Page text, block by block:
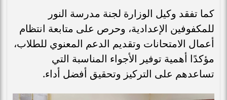
كما تفقد وكيل الوزارة لجنة مدرسة النور
للمكفوفين الإعدادية، وحرص على متابعة انتظام
أعمال الامتحانات وتقديم الدعم المعنوي للطلاب،
مؤكدًا أهمية توفير الأجواء المناسبة التي
تساعدهم على التركيز وتحقيق أفضل أداء.